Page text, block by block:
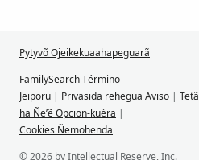
Pytyvõ Ojeikekuaahapeguarã
FamilySearch Término
Jeiporu | Privasida rehegua Aviso | Tetã
ha Ñe’ẽ Opcion-kuéra |
Cookies Ñemohenda
© 2026 by Intellectual Reserve, Inc.